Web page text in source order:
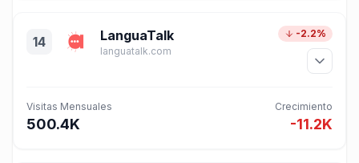
14 LanguaTalk
languatalk.com
-2.2%
Visitas Mensuales
500.4K
Crecimiento
-11.2K